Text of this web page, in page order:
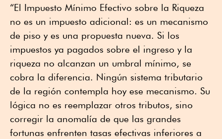
“El Impuesto Mínimo Efectivo sobre la Riqueza
no es un impuesto adicional: es un mecanismo
de piso y es una propuesta nueva. Si los
impuestos ya pagados sobre el ingreso y la
riqueza no alcanzan un umbral mínimo, se
cobra la diferencia. Ningún sistema tributario
de la región contempla hoy ese mecanismo. Su
lógica no es reemplazar otros tributos, sino
corregir la anomalía de que las grandes
fortunas enfrenten tasas efectivas inferiores a